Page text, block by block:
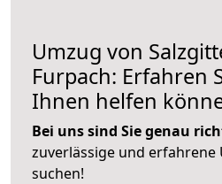
Umzug von
Furpach: Erfahren
Ihnen helfen
Bei uns sind Sie genau
zuverlässige und erfahrene
suchen!